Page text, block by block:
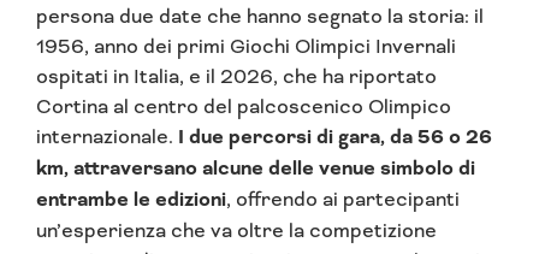
persona due date che hanno segnato la storia: il
1956, anno dei primi Giochi Olimpici Invernali
ospitati in Italia, e il 2026, che ha riportato
Cortina al centro del palcoscenico Olimpico
internazionale. I due percorsi di gara, da 56 o 26
km, attraversano alcune delle venue simbolo di
entrambe le edizioni, offrendo ai partecipanti
un’esperienza che va oltre la competizione